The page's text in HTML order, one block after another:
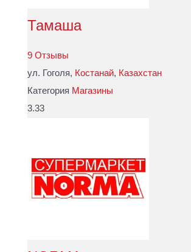
Тамаша
9 Отзывы
ул. Гоголя, Костанай, Казахстан
Категория Магазины
3.33